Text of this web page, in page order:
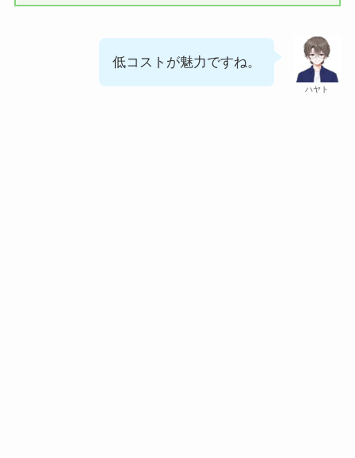
ハヤト
低コストが魅力ですね。